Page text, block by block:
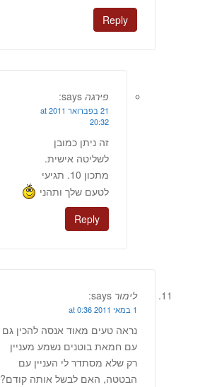
Reply
פירגה says:
21 בפברואר 2011 at
20:32
זה ניתן כמובן
לשליטה אישית.
מתכון 10. תגיעי
לטעם שלך ותהני
Reply
לימור says:
1 במאי 2011 at 0:36
נראה טעים מאוד אנסה להכין גם
עם חמאת בוטנים נשמע מעניין
רק שלא מסתדר לי העניין עם
הבטטה, האם לבשל אותה קודם?